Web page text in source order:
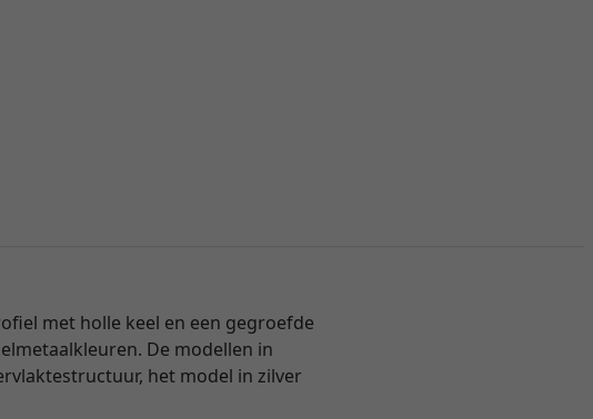
met holle keel en een gegroefde
De modellen in
het model in zilver